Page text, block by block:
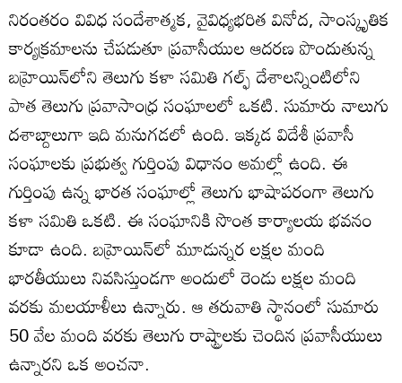
నిరంతరం వివిధ సందేశాత్మక, వైవిధ్యభరిత వినోద, సాంస్కృతిక
కార్యక్రమాలను చేపడుతూ ప్రవాసీయుల ఆదరణ పొందుతున్న
బహ్రెయిన్‌లోని తెలుగు కళా సమితి గల్ఫ్ దేశాలన్నింటిలోని
పాత తెలుగు ప్రవాసాంధ్ర సంఘాలలో ఒకటి. సుమారు నాలుగు
దశాబ్దాలుగా ఇది మనుగడలో ఉంది. ఇక్కడ విదేశీ ప్రవాసీ
సంఘాలకు ప్రభుత్వ గుర్తింపు విధానం అమల్లో ఉంది. ఈ
గుర్తింపు ఉన్న భారత సంఘాల్లో తెలుగు భాషాపరంగా తెలుగు
కళా సమితి ఒకటి. ఈ సంఘానికి సొంత కార్యాలయ భవనం
కూడా ఉంది. బహ్రెయిన్‌లో మూడున్నర లక్షల మంది
భారతీయులు నివసిస్తుండగా అందులో రెండు లక్షల మంది
వరకు మలయాళీలు ఉన్నారు. ఆ తరువాతి స్థానంలో సుమారు
50 వేల మంది వరకు తెలుగు రాష్ట్రాలకు చెందిన ప్రవాసీయులు
ఉన్నారని ఒక అంచనా.